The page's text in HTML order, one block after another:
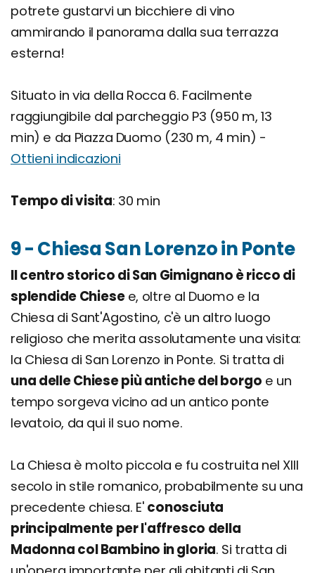
potrete gustarvi un bicchiere di vino
ammirando il panorama dalla sua terrazza
esterna!
Situato in via della Rocca 6. Facilmente
raggiungibile dal parcheggio P3 (950 m, 13
min) e da Piazza Duomo (230 m, 4 min) -
Ottieni indicazioni
Tempo di visita: 30 min
9 - Chiesa San Lorenzo in Ponte
Il centro storico di San Gimignano è ricco di
splendide Chiesee, oltre al Duomo e la
Chiesa di Sant'Agostino, c'è un altro luogo
religioso che merita assolutamente una visita:
la Chiesa di San Lorenzo in Ponte. Si tratta di
una delle Chiese più antiche del borgo e un
tempo sorgeva vicino ad un antico ponte
levatoio, da qui il suo nome.
La Chiesa è molto piccola e fu costruita nel XIII
secolo in stile romanico, probabilmente su una
precedente chiesa. E' conosciuta
principalmente per l'affresco della
Madonna col Bambino in gloria. Si tratta di